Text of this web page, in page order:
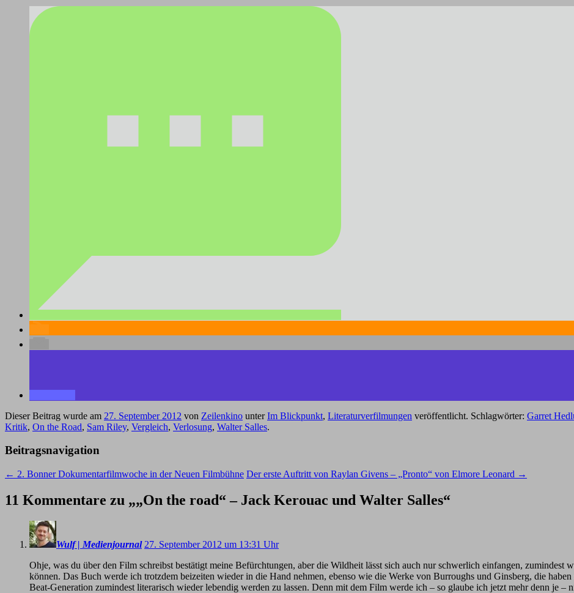
Dieser Beitrag wurde am 27. September 2012 von Zeilenkino unterIm Blickpunkt, Literaturverfilmungen veröffentlicht. Schlagwörter: Garret
Kritik, On the Road, Sam Riley, Vergleich, Verlosung, Walter Salles.
Beitragsnavigation
← 2. Bonner Dokumentarfilmwoche in der Neuen Filmbühne Der erste Auftritt von Raylan Givens – „Pronto“ von Elmore Leonard →
11 Kommentare zu „„On the road“ – Jack Kerouac und Walter Salles“
Wulf | Medienjournal 27. September 2012 um 13:31 Uhr
Ohje, was du über den Film schreibst bestätigt meine Befürchtungen, aber die Wildheit lässt sich auch nur schwerlich einfangen, zumindest
können. Das Buch werde ich trotzdem beizeiten wieder in die Hand nehmen, ebenso wie die Werke von Burroughs und Ginsberg, die
Beat-Generation zumindest literarisch wieder lebendig werden zu lassen. Denn mit dem Film werde ich – so glaube ich jetzt mehr denn je –